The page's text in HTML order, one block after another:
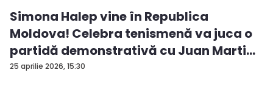
25 aprilie 2026, 15:30
Simona Halep vine în Republica
Moldova! Celebra tenismenă va juca o
partidă demonstrativă cu Juan Marti...